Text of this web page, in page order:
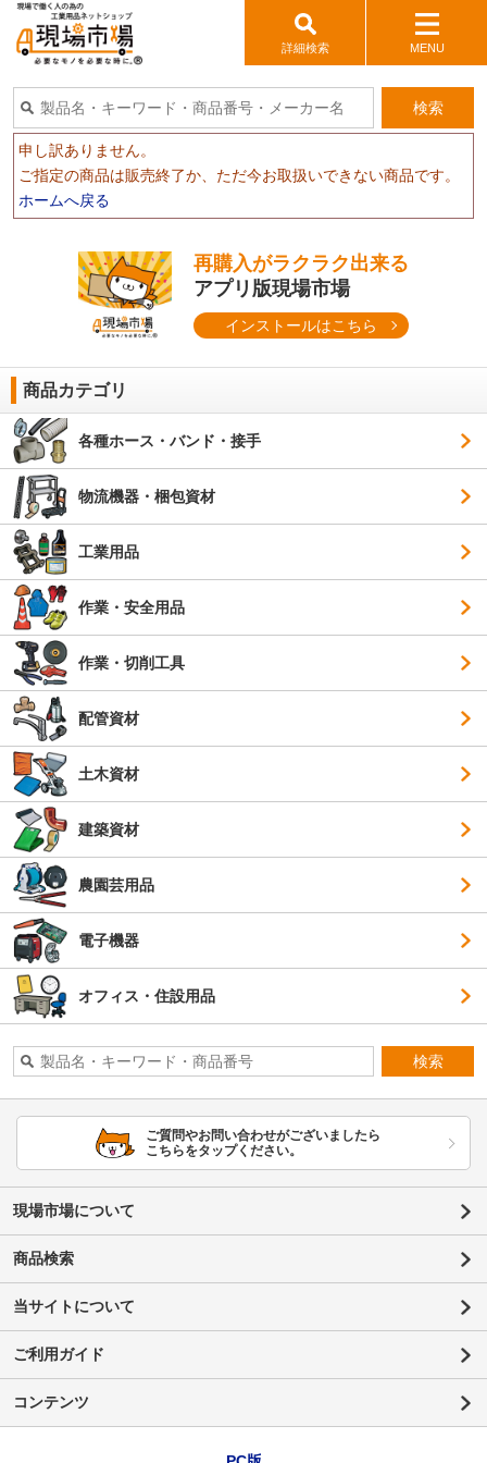
詳細検索 MENU
検索
申し訳ありません。
ご指定の商品は販売終了か、ただ今お取扱いできない商品です。
ホームへ戻る
再購入がラクラク出来る
アプリ版現場市場
インストールはこちら
商品カテゴリ
各種ホース・バンド・接手
物流機器・梱包資材
工業用品
作業・安全用品
作業・切削工具
配管資材
土木資材
建築資材
農園芸用品
電子機器
オフィス・住設用品
検索
ご質問やお問い合わせがございましたら
こちらをタップください。
現場市場について
商品検索
当サイトについて
ご利用ガイド
コンテンツ